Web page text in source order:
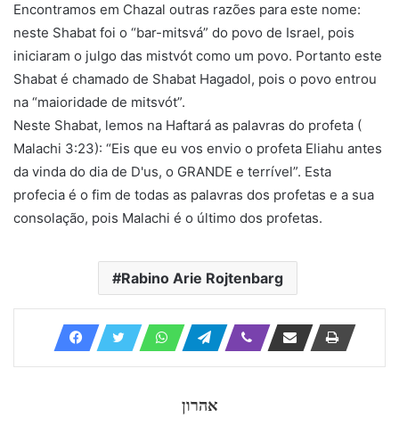
Encontramos em Chazal outras razões para este nome:
neste Shabat foi o “bar-mitsvá” do povo de Israel, pois
iniciaram o julgo das mistvót como um povo. Portanto este
Shabat é chamado de Shabat Hagadol, pois o povo entrou
na “maioridade de mitsvót”.
Neste Shabat, lemos na Haftará as palavras do profeta (
Malachi 3:23): “Eis que eu vos envio o profeta Eliahu antes
da vinda do dia de D'us, o GRANDE e terrível”. Esta
profecia é o fim de todas as palavras dos profetas e a sua
consolação, pois Malachi é o último dos profetas.
Rabino Arie Rojtenbarg
אהרון